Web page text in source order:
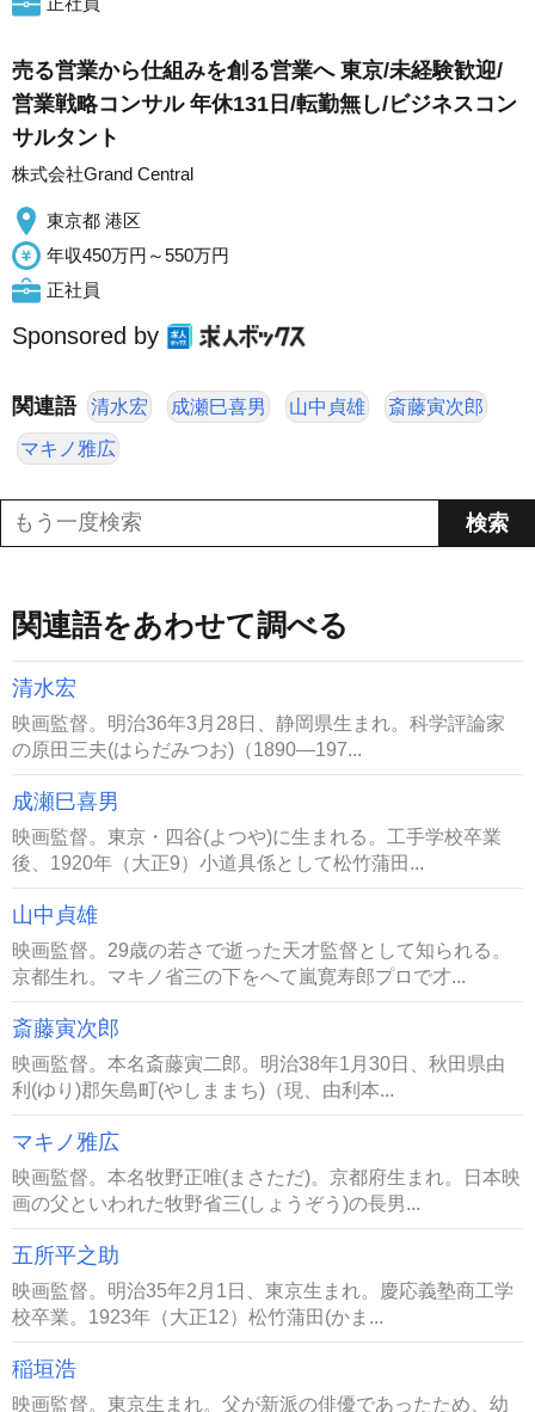
売る営業から仕組みを創る営業へ 東京/未経験歓迎/
営業戦略コンサル 年休131日/転勤無し/ビジネスコン
サルタント
株式会社Grand Central
東京都 港区
年収450万円～550万円
正社員
Sponsored by
関連語 清水宏 成瀬巳喜男 山中貞雄 斎藤寅次郎
マキノ雅広
関連語をあわせて調べる
清水宏
映画監督。明治36年3月28日、静岡県生まれ。科学評論家
の原田三夫(はらだみつお)（1890―197...
成瀬巳喜男
映画監督。東京・四谷(よつや)に生まれる。工手学校卒業
後、1920年（大正9）小道具係として松竹蒲田...
山中貞雄
映画監督。29歳の若さで逝った天才監督として知られる。
京都生れ。マキノ省三の下をへて嵐寛寿郎プロで才...
斎藤寅次郎
映画監督。本名斎藤寅二郎。明治38年1月30日、秋田県由
利(ゆり)郡矢島町(やしままち)（現、由利本...
マキノ雅広
映画監督。本名牧野正唯(まさただ)。京都府生まれ。日本映
画の父といわれた牧野省三(しょうぞう)の長男...
五所平之助
映画監督。明治35年2月1日、東京生まれ。慶応義塾商工学
校卒業。1923年（大正12）松竹蒲田(かま...
稲垣浩
映画監督。東京生まれ。父が新派の俳優であったため、幼